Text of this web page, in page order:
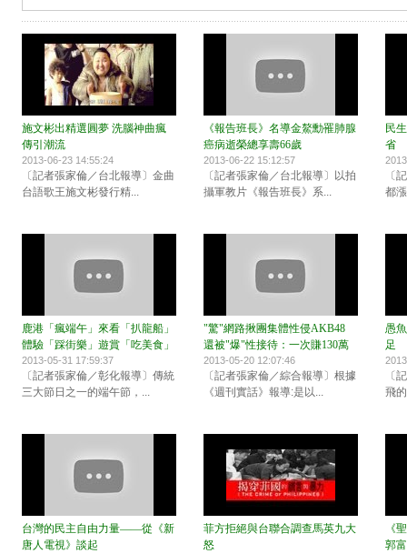
施文彬出精選圓夢 洗腦神曲瘋
傳引潮流
2013-06-23 14:55:24
〔記者張家倫／台北報導〕金曲
台語歌王施文彬發行精...
《報告班長》名導金鰲勳罹肺腺
癌病逝榮總享壽66歲
2013-06-22 15:12:57
〔記者張家倫／台北報導〕以拍
攝軍教片《報告班長》系...
民
省
〔
都
鹿港「瘋端午」來看「扒龍船」
體驗「踩街樂」遊賞「吃美食」
2013-05-31 17:59:37
〔記者張家倫／彰化報導〕傳統
三大節日之一的端午節，...
"驚"網路揪團集體性侵AKB48
還被"爆"性接待：一次賺130萬
2013-05-20 12:07:46
〔記者張家倫／綜合報導〕根據
《週刊實話》報導:是以...
愚
足
〔
飛
台灣的民主自由力量——從《新
唐人電視》談起
菲方拒絕與台聯合調查馬英九大
怒
《
郭